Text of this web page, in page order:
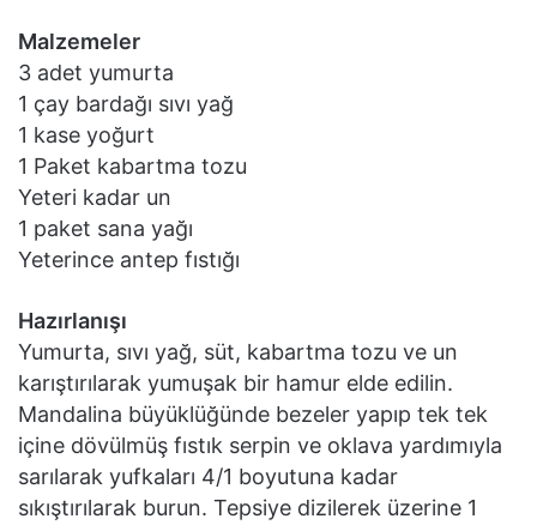
Malzemeler
3 adet yumurta
1 çay bardağı sıvı yağ
1 kase yoğurt
1 Paket kabartma tozu
Yeteri kadar un
1 paket sana yağı
Yeterince antep fıstığı
Hazırlanışı
Yumurta, sıvı yağ, süt, kabartma tozu ve un
karıştırılarak yumuşak bir hamur elde edilin.
Mandalina büyüklüğünde bezeler yapıp tek tek
içine dövülmüş fıstık serpin ve oklava yardımıyla
sarılarak yufkaları 4/1 boyutuna kadar
sıkıştırılarak burun. Tepsiye dizilerek üzerine 1